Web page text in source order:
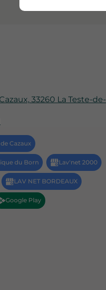
et comment elle peut
33260 La Teste-de-